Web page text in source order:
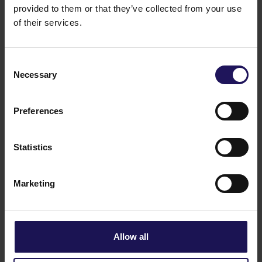
provided to them or that they’ve collected from your use
of their services.
Selection
Necessary
Preferences
Statistics
Marketing
Allow all
Powiązane artykuły
Sprzedaż Avenue Mall
Raport bieżący nr 17/2026: Sprzedaż
Avenue Mall